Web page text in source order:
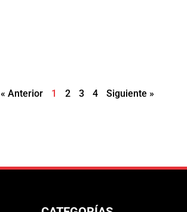
« Anterior 1 2 3 4 Siguiente »